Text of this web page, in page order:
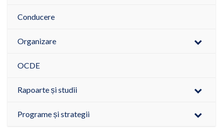
Conducere
Organizare
OCDE
Rapoarte și studii
Programe și strategii